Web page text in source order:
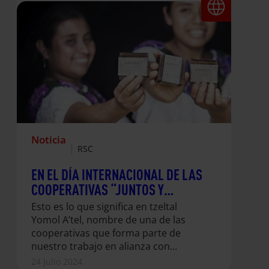
Noticia
RSC
EN EL DÍA INTERNACIONAL DE LAS
COOPERATIVAS “JUNTOS Y
JUNTAS TRABAJAMOS,
CAMINAMOS Y SOÑAMOS”
Esto es lo que significa en tzeltal
Yomol A’tel, nombre de una de las
cooperativas que forma parte de
nuestro trabajo en alianza con